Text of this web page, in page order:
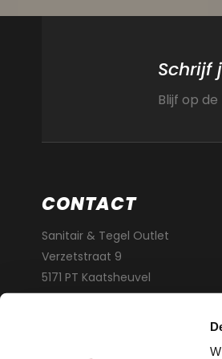
Schrijf
Blijf op
CONTACT
Sanitair & Tegel Outlet
Verzetstraat 9
5171 PT Kaatsheuvel